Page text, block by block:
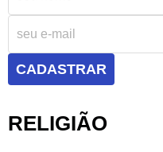
CADASTRAR
RELIGIÃO